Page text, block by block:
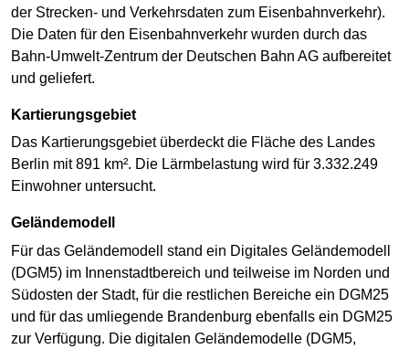
der Strecken- und Verkehrsdaten zum Eisenbahnverkehr).
Die Daten für den Eisenbahnverkehr wurden durch das
Bahn-Umwelt-Zentrum der Deutschen Bahn AG aufbereitet
und geliefert.
Kartierungsgebiet
Das Kartierungsgebiet überdeckt die Fläche des Landes
Berlin mit 891 km². Die Lärmbelastung wird für 3.332.249
Einwohner untersucht.
Geländemodell
Für das Geländemodell stand ein Digitales Geländemodell
(DGM5) im Innenstadtbereich und teilweise im Norden und
Südosten der Stadt, für die restlichen Bereiche ein DGM25
und für das umliegende Brandenburg ebenfalls ein DGM25
zur Verfügung. Die digitalen Geländemodelle (DGM5,